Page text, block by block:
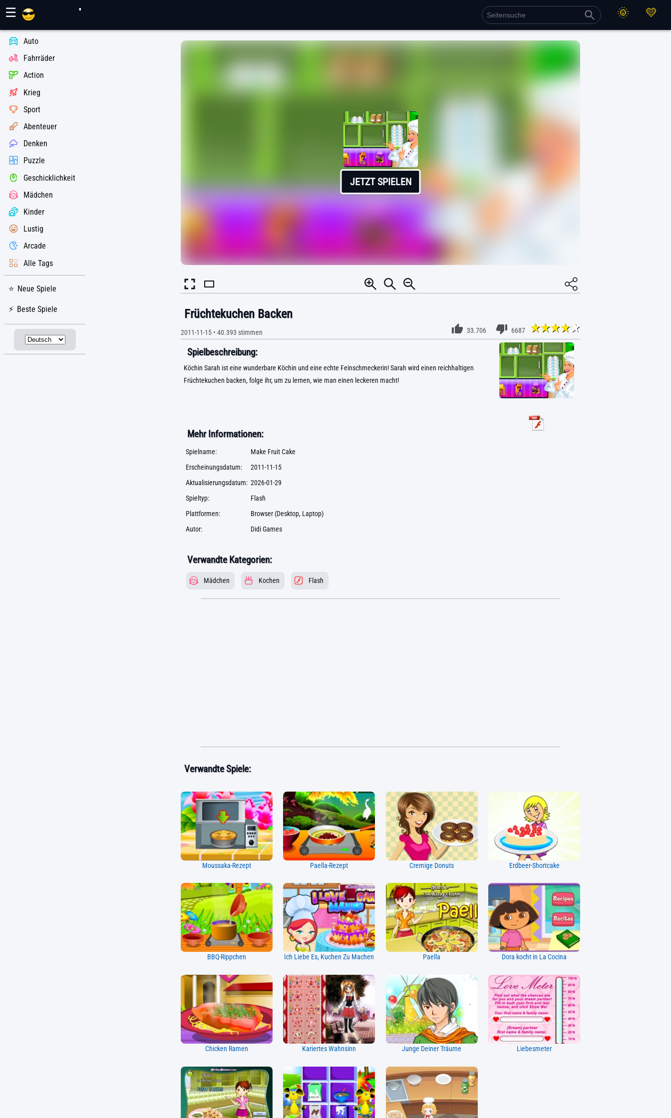
☰
Auto
Fahrräder
Action
Krieg
Sport
Abenteuer
Denken
Puzzle
Geschicklichkeit
Mädchen
Kinder
Lustig
Arcade
Alle Tags
Neue Spiele
Beste Spiele
JETZT SPIELEN
Früchtekuchen Backen
2011-11-15• 40.393 stimmen 33.706 6687
Spielbeschreibung:
Köchin Sarah ist eine wunderbare Köchin und eine echte Feinschmeckerin! Sarah wird einen reichhaltigen
Früchtekuchen backen, folge ihr, um zu lernen, wie man einen leckeren macht!
Mehr Informationen:
Spielname:
Make Fruit Cake
Erscheinungsdatum:
2011-11-15
Aktualisierungsdatum: 2026-01-29
Spieltyp:
Flash
Plattformen:
Browser (Desktop, Laptop)
Autor:
Didi Games
Verwandte Kategorien:
Mädchen Kochen Flash
Verwandte Spiele:
Moussaka-Rezept Paella-Rezept Cremige Donuts Erdbeer-Shortcake
BBQ-Rippchen Ich Liebe Es, Kuchen Zu Machen Paella Dora kocht in La Cocina
Chicken Ramen Kariertes Wahnsinn Junge Deiner Träume Liebesmeter